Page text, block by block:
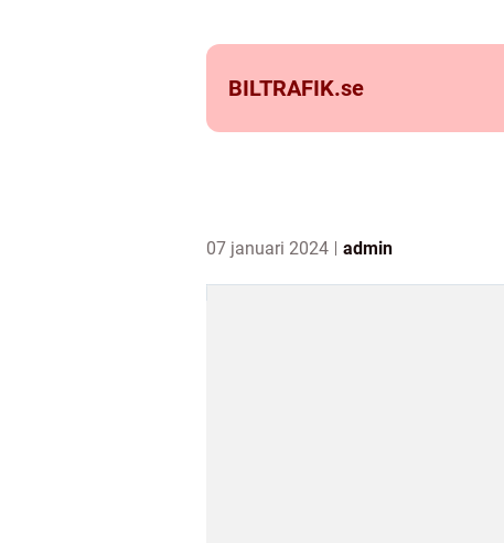
BILTRAFIK.se
07 januari 2024 admin